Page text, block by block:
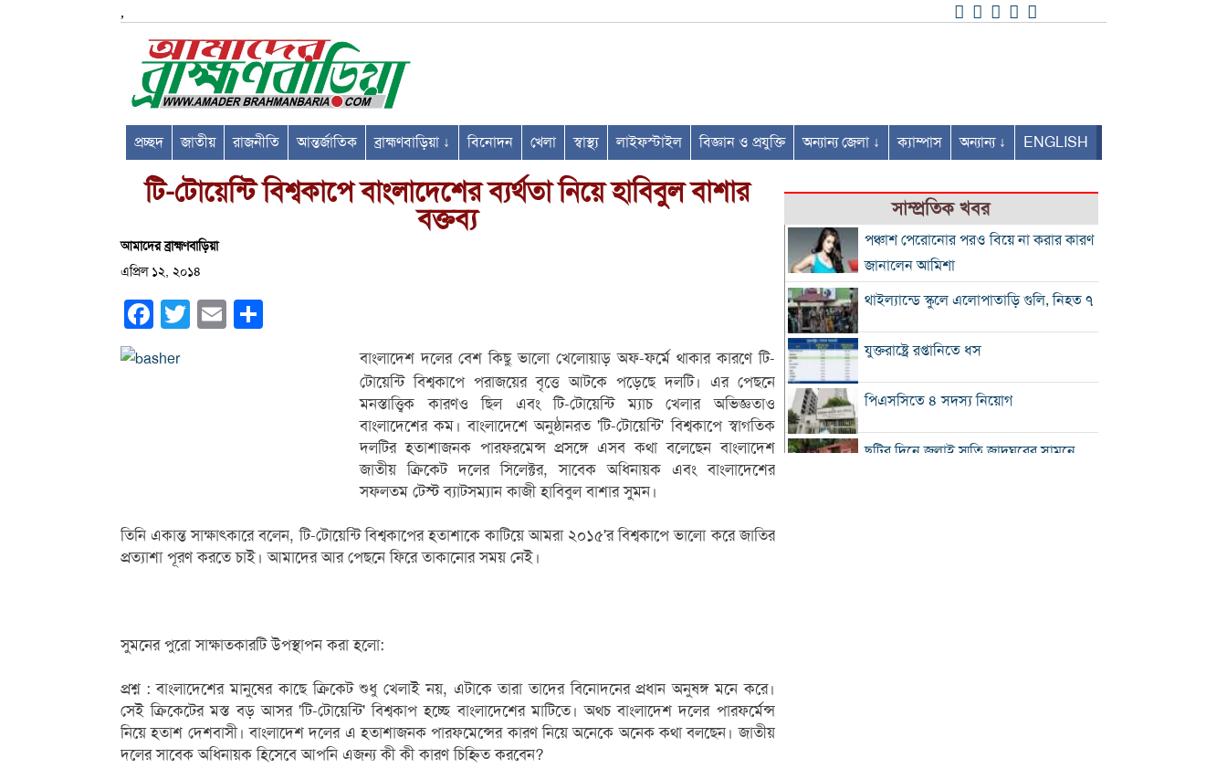
,
প্রচ্ছদ জাতীয় রাজনীতি আন্তর্জাতিক ব্রাহ্মণবাড়িয়া ↓ বিনোদন খেলা স্বাস্থ্য লাইফস্টাইল বিজ্ঞান ও প্রযুক্তি অন্যান্য জেলা ↓ ক্যাম্পাস অন্যান্য ↓ ENGLISH
টি-টোয়েন্টি বিশ্বকাপে বাংলাদেশের ব্যর্থতা নিয়ে হাবিবুল বাশার
বক্তব্য
আমাদের ব্রাহ্মণবাড়িয়া
এপ্রিল ১২, ২০১৪
Facebook
Twitter Email
বাংলাদেশ দলের বেশ কিছু ভালো খেলোয়াড় অফ-ফর্মে থাকার কারণে টি-
টোয়েন্টি বিশ্বকাপে পরাজয়ের বৃত্তে আটকে পড়েছে দলটি। এর পেছনে
মনস্তাত্ত্বিক কারণও ছিল এবং টি-টোয়েন্টি ম্যাচ খেলার অভিজ্ঞতাও
বাংলাদেশের কম। বাংলাদেশে অনুষ্ঠানরত 'টি-টোয়েন্টি' বিশ্বকাপে স্বাগতিক
দলটির হতাশাজনক পারফরমেন্স প্রসঙ্গে এসব কথা বলেছেন বাংলাদেশ
জাতীয় ক্রিকেট দলের সিলেক্টর, সাবেক অধিনায়ক এবং বাংলাদেশের
সফলতম টেস্ট ব্যাটসম্যান কাজী হাবিবুল বাশার সুমন।
তিনি একান্ত সাক্ষাৎকারে বলেন, টি-টোয়েন্টি বিশ্বকাপের হতাশাকে কাটিয়ে আমরা ২০১৫'র বিশ্বকাপে ভালো করে জাতির
প্রত্যাশা পূরণ করতে চাই। আমাদের আর পেছনে ফিরে তাকানোর সময় নেই।
সুমনের পুরো সাক্ষাতকারটি উপস্থাপন করা হলো:
প্রশ্ন : বাংলাদেশের মানুষের কাছে ক্রিকেট শুধু খেলাই নয়, এটাকে তারা তাদের বিনোদনের প্রধান অনুষঙ্গ মনে করে।
সেই ক্রিকেটের মস্ত বড় আসর 'টি-টোয়েন্টি' বিশ্বকাপ হচ্ছে বাংলাদেশের মাটিতে। অথচ বাংলাদেশ দলের পারফর্মেন্স
নিয়ে হতাশ দেশবাসী। বাংলাদেশ দলের এ হতাশাজনক পারফমেন্সের কারণ নিয়ে অনেকে অনেক কথা বলছেন। জাতীয়
দলের সাবেক অধিনায়ক হিসেবে আপনি এজন্য কী কী কারণ চিহ্নিত করবেন?
সাম্প্রতিক খবর
পঞ্চাশ পেরোনোর পরও বিয়ে না করার কারণ
জানালেন আমিশা
থাইল্যান্ডে স্কুলে এলোপাতাড়ি গুলি, নিহত ৭
যুক্তরাষ্ট্রে রপ্তানিতে ধস
পিএসসিতে ৪ সদস্য নিয়োগ
ছুটির দিনে জুলাই স্মৃতি জাদুঘরের সামনে